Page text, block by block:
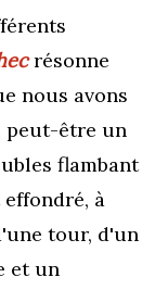
résonne
nous avons
peut-être un
flambant
à
tour, d'un
et un